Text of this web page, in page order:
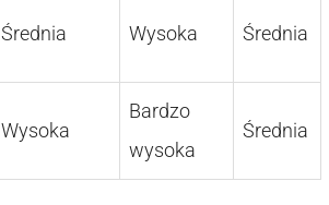
Średnia Wysoka Średnia
Wysoka
Bardzo
wysoka
Średnia